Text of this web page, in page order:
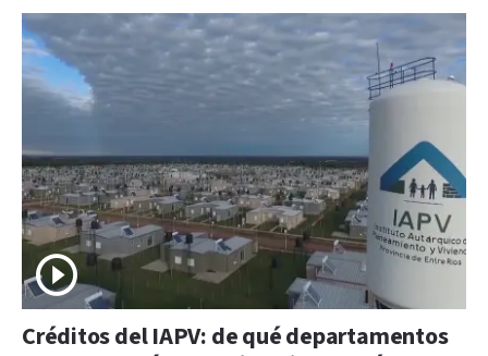
Créditos del IAPV: de qué departamentos